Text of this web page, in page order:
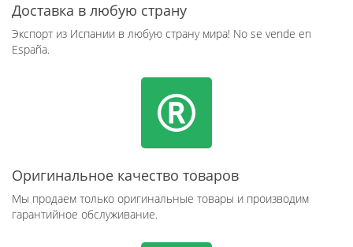
Доставка в любую страну
Экспорт из Испании в любую страну мира! No se vende en
España.
Оригинальное качество товаров
Мы продаем только оригинальные товары и производим
гарантийное обслуживание.